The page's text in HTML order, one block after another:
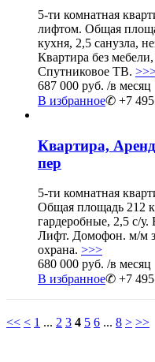
5-ти комнатная
лифтом. Общая
кухня, 2,5 санузла,
Квартира без
Спутниковое ТВ.
687 000 руб. /в месяц
В избранное✆ +7 495
Квартира,
пер
5-ти комнатная
Общая площадь 212
гардеробные, 2,5 с/у.
Лифт. Домофон. м/м
охрана. >>>
680 000 руб. /в месяц
В избранное✆ +7 495
<< < 1 ... 2 3 4 5 6 ... 8 > >>